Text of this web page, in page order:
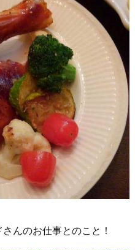
んのお仕事とのこと！